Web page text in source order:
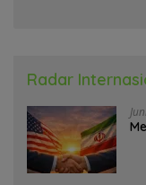
Radar